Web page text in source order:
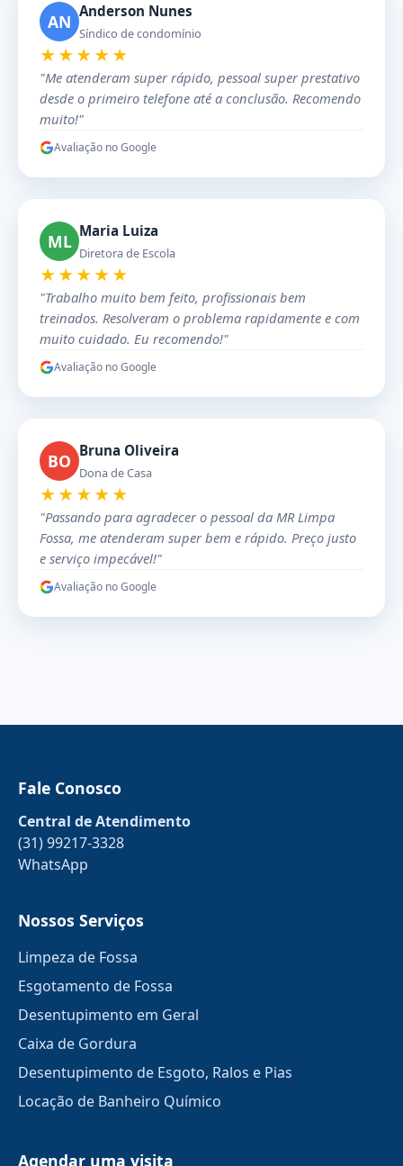
AN Anderson Nunes
Síndico de condomínio
★★★★★
"Me atenderam super rápido, pessoal super prestativo
desde o primeiro telefone até a conclusão. Recomendo
muito!"
Avaliação no Google
ML Maria Luiza
Diretora de Escola
★★★★★
"Trabalho muito bem feito, profissionais bem
treinados. Resolveram o problema rapidamente e com
muito cuidado. Eu recomendo!"
Avaliação no Google
BO Bruna Oliveira
Dona de Casa
★★★★★
"Passando para agradecer o pessoal da MR Limpa
Fossa, me atenderam super bem e rápido. Preço justo
e serviço impecável!"
Avaliação no Google
Fale Conosco
Central de Atendimento
(31) 99217-3328
WhatsApp
Nossos Serviços
Limpeza de Fossa
Esgotamento de Fossa
Desentupimento em Geral
Caixa de Gordura
Desentupimento de Esgoto, Ralos e Pias
Locação de Banheiro Químico
Agendar uma visita